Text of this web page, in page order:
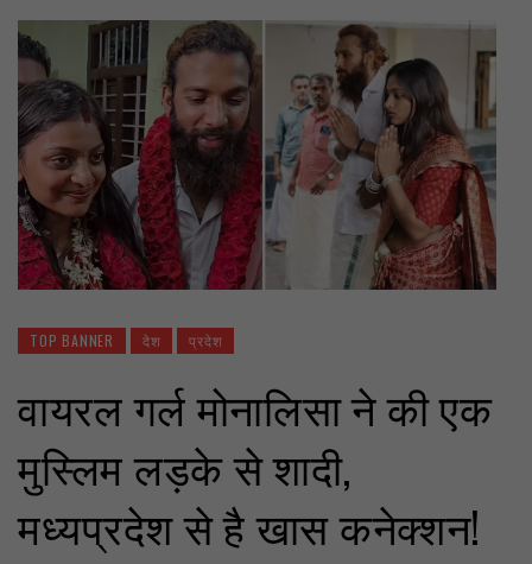
TOP BANNER देश प्रदेश
वायरल गर्ल मोनालिसा ने की एक
मुस्लिम लड़के से शादी,
मध्यप्रदेश से है खास कनेक्शन!